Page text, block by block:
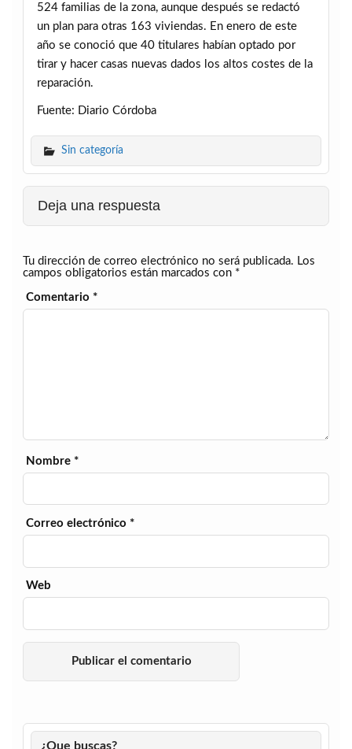
524 familias de la zona, aunque después se redactó
un plan para otras 163 viviendas. En enero de este
año se conoció que 40 titulares habían optado por
tirar y hacer casas nuevas dados los altos costes de la
reparación.
Fuente: Diario Córdoba
Sin categoría
Deja una respuesta
Tu dirección de correo electrónico no será publicada. Los
campos obligatorios están marcados con *
Comentario *
Nombre *
Correo electrónico *
Web
¿Que buscas?